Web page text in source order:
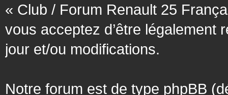
« Club / Forum Renault 25
vous acceptez d’être légalement
jour et/ou modifications.
Notre forum est de type phpBB